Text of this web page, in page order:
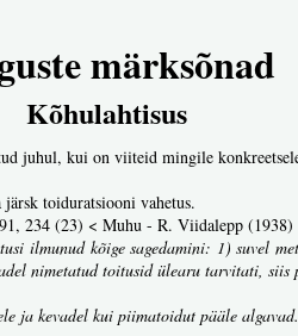
märksõnad
Kõhulahtisus
juhul, kui on viiteid mingile
toiduratsiooni vahetus.
234 (23) < Muhu - R. Viidalepp (1938)
ilmunud kõige sagedamini: 1) suvel
nimetatud toitusid ülearu tarvitati,
ja kevadel kui piimatoidut pääle